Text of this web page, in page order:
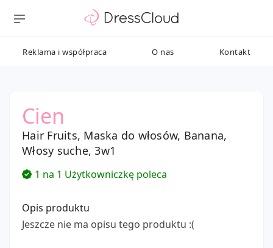
Reklama i współpraca O nas Kontakt
Cien
Hair Fruits, Maska do włosów, Banana,
Włosy suche, 3w1
1 na 1 Użytkowniczkę poleca
Opis produktu
Jeszcze nie ma opisu tego produktu :(